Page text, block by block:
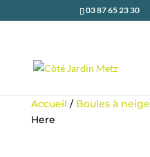
03 87 65 23 30
Accueil / Boules à neige
Here